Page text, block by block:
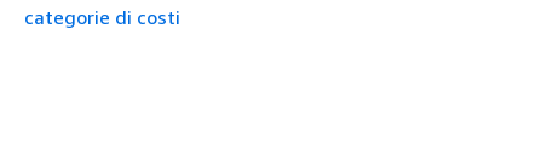
categorie di costi